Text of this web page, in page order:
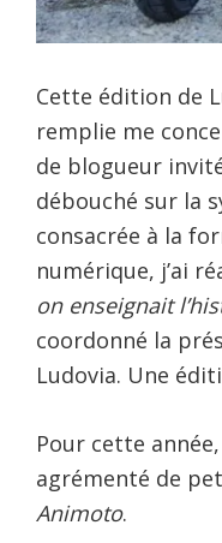
Cette édition de
remplie me
de blogueur
débouché sur la
consacrée à la
numérique, j’ai
on enseignait
coordonné la
Ludovia. Une
Pour cette
agrémenté de
Animoto.